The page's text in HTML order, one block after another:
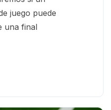
juego puede
una final